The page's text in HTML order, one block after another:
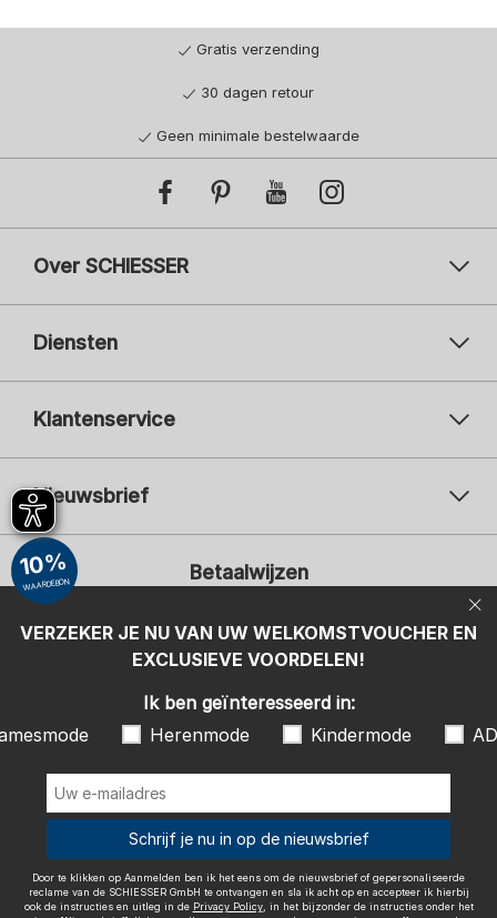
Gratis verzending
30 dagen retour
Geen minimale bestelwaarde
Over SCHIESSER
Diensten
Klantenservice
Nieuwsbrief
Uw e-mailadres
Ik ben geïnteresseerd in:
Damesmode
Herenmode
Kindermode
Door te klikken op Aanmelden ben ik het eens om de nieuwsbrief of
gepersonaliseerde reclame van de SCHIESSER GmbH te ontvangen en
"Nieuwsbrief". Ik kan op elk gewenst moment de toestemming met
effect naar de toekomst intrekken.
Betaalwijzen
Wij bezorgen met
VERZEKER JE NU VAN UW WELKOMSTVOUCHER EN
EXCLUSIEVE VOORDELEN!
10%
WAARDEBON
Ik ben geïnteresseerd in:
Herenmode Kindermode
Schrijf je nu in op de nieuwsbrief
Door te klikken op Aanmelden ben ik het eens om de nieuwsbrief of gepersonaliseerde
reclame van de SCHIESSER GmbH te ontvangen en sla ik acht op en accepteer ik hierbij
ook de instructies en uitleg in de Privacy Policy, in het bijzonder de instructies onder het